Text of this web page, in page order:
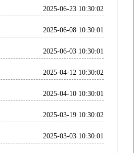
2025-06-23 10:30:02
2025-06-08 10:30:01
2025-06-03 10:30:01
2025-04-12 10:30:02
2025-04-10 10:30:01
2025-03-19 10:30:02
2025-03-03 10:30:01